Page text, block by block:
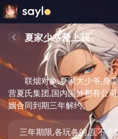
夏家少爷爱上我
联烟对象,夏家大少爷,身
营夏氏集团,国内国外都有公
姻合同到期三年解约。
三年期限,各玩各的,互不干